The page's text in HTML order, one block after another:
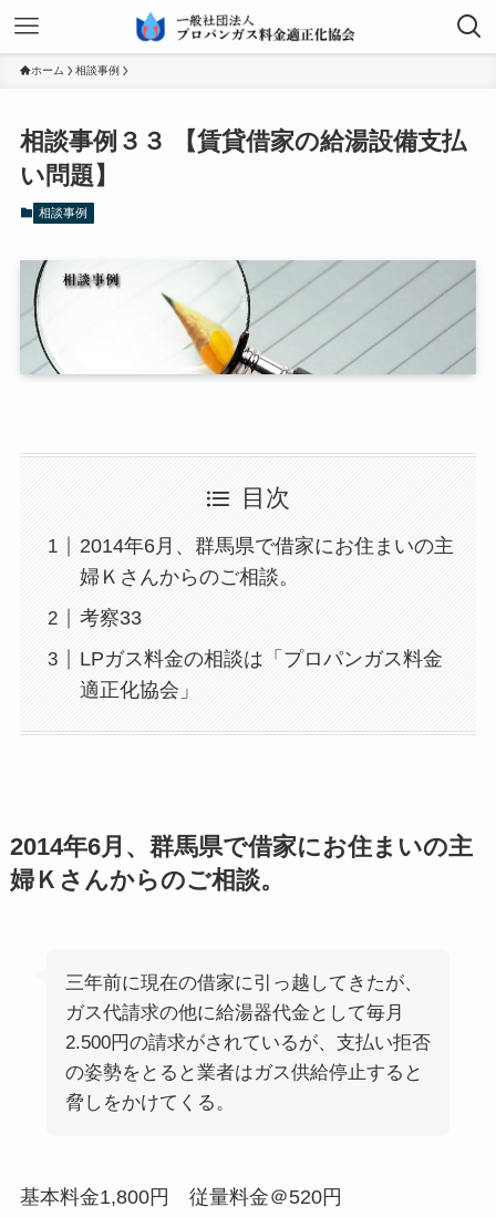
ホーム 相談事例
相談事例３３ 【賃貸借家の給湯設備支払
い問題】
相談事例
目次
2014年6月、群馬県で借家にお住まいの主
婦Ｋさんからのご相談。
考察33
LPガス料金の相談は「プロパンガス料金
適正化協会」
2014年6月、群馬県で借家にお住まいの主
婦Ｋさんからのご相談。
三年前に現在の借家に引っ越してきたが、
ガス代請求の他に給湯器代金として毎月
2.500円の請求がされているが、支払い拒否
の姿勢をとると業者はガス供給停止すると
脅しをかけてくる。
基本料金1,800円 従量料金＠520円